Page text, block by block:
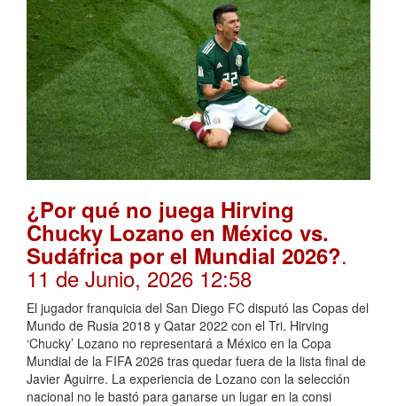
¿Por qué no juega Hirving
Chucky Lozano en México vs.
Sudáfrica por el Mundial 2026?.
11 de Junio, 2026 12:58
El jugador franquicia del San Diego FC disputó las Copas del
Mundo de Rusia 2018 y Qatar 2022 con el Tri. Hirving
‘Chucky’ Lozano no representará a México en la Copa
Mundial de la FIFA 2026 tras quedar fuera de la lista final de
Javier Aguirre. La experiencia de Lozano con la selección
nacional no le bastó para ganarse un lugar en la consi